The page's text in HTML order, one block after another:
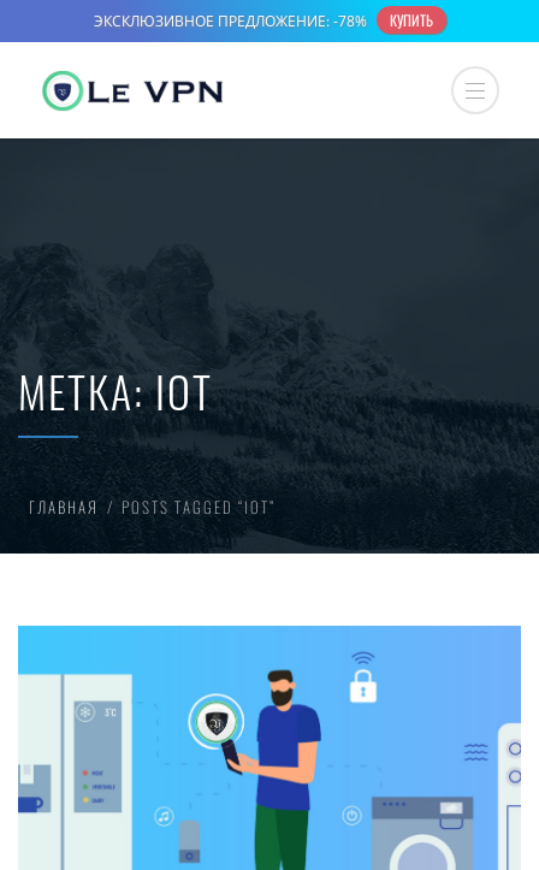
МЕТКА:IOT
ГЛАВНАЯ POSTS TAGGED “IOT”